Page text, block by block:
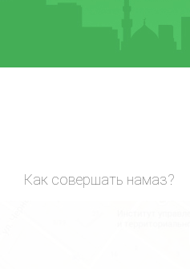
Как совершать намаз?